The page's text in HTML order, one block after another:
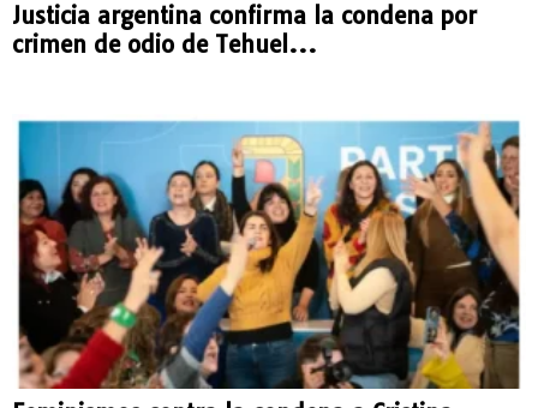
Justicia argentina confirma la condena por
crimen de odio de Tehuel...